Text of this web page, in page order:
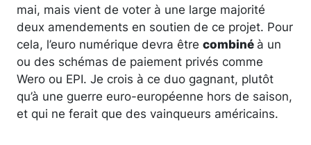
mai, mais vient de voter à une large majorité
deux amendements en soutien de ce projet. Pour
cela, l’euro numérique devra être combiné à un
ou des schémas de paiement privés comme
Wero ou EPI. Je crois à ce duo gagnant, plutôt
qu’à une guerre euro-européenne hors de saison,
et qui ne ferait que des vainqueurs américains.